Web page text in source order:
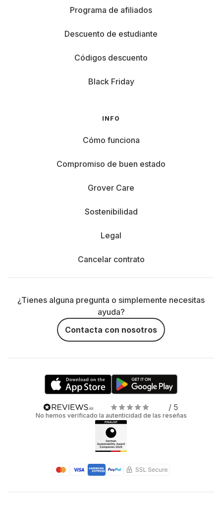
Programa de afiliados
Descuento de estudiante
Códigos descuento
Black Friday
INFO
Cómo funciona
Compromiso de buen estado
Grover Care
Sostenibilidad
Legal
Cancelar contrato
¿Tienes alguna pregunta o simplemente necesitas
ayuda?
Contacta con nosotros
/ 5
No hemos verificado la autenticidad de las reseñas